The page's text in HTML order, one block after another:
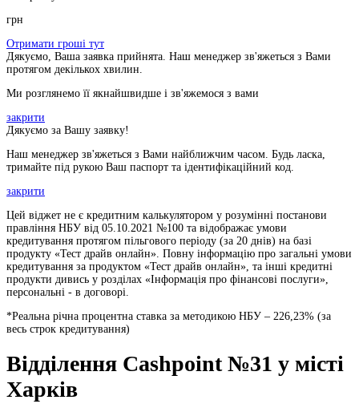
грн
Отримати гроші тут
Дякуємо, Ваша заявка прийнята. Наш менеджер зв'яжеться з Вами
протягом декількох хвилин.
Ми розглянемо її якнайшвидше і зв'яжемося з вами
закрити
Дякуємо за Вашу заявку!
Наш менеджер зв'яжеться з Вами найближчим часом. Будь ласка,
тримайте під рукою Ваш паспорт та ідентифікаційний код.
закрити
Цей віджет не є кредитним калькулятором у розумінні постанови
правління НБУ від 05.10.2021 №100 та відображає умови
кредитування протягом пільгового періоду (за 20 днів) на базі
продукту «Тест драйв онлайн». Повну інформацію про загальні умови
кредитування за продуктом «Тест драйв онлайн», та інші кредитні
продукти дивись у розділах «Інформація про фінансові послуги»,
персональні - в договорі.
*Реальна річна процентна ставка за методикою НБУ – 226,23% (за
весь строк кредитування)
Відділення Cashpoint №31 у місті
Харків